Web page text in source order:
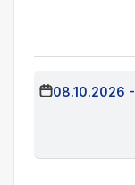
08.10.2026 -